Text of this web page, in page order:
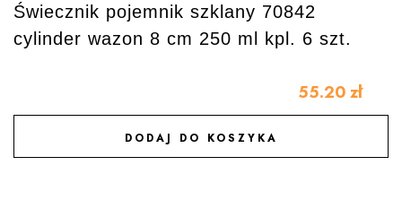
Świecznik pojemnik szklany 70842
cylinder wazon 8 cm 250 ml kpl. 6 szt.
55.20 zł
DODAJ DO KOSZYKA
DODAJ DO ULUBIONYCH